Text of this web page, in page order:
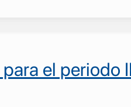
el periodo